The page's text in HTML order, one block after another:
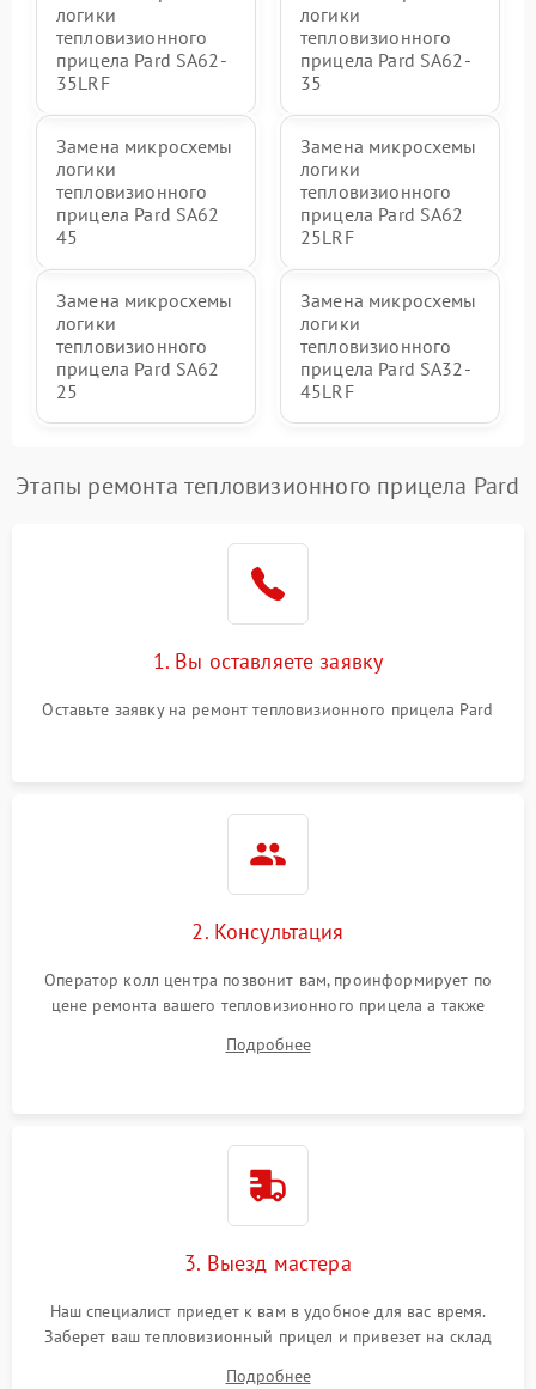
логики
тепловизионного
прицела Pard SA62-
35LRF
логики
тепловизионного
прицела Pard SA62-
35
Замена микросхемы
логики
тепловизионного
прицела Pard SA62
45
Замена микросхемы
логики
тепловизионного
прицела Pard SA62
25LRF
Замена микросхемы
логики
тепловизионного
прицела Pard SA62
25
Замена микросхемы
логики
тепловизионного
прицела Pard SA32-
45LRF
Этапы ремонта тепловизионного прицела Pard
1. Вы оставляете заявку
Оставьте заявку на ремонт тепловизионного прицела Pard
2. Консультация
Оператор колл центра позвонит вам, проинформирует по
цене ремонта вашего тепловизионного прицела а также
Подробнее
3. Выезд мастера
Наш специалист приедет к вам в удобное для вас время.
Заберет ваш тепловизионный прицел и привезет на склад
Подробнее